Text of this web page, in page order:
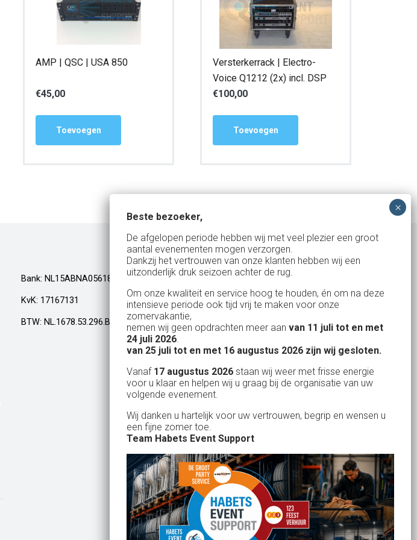
AMP | QSC | USA 850
€45,00
Toevoegen
Versterkerrack | Electro-
Voice Q1212 (2x) incl. DSP
€100,00
Toevoegen
Top!
Al een aantal jaar huren wij in Geldrop
een kamphuis met vrienden. We huren
dan een bar incl vaten bier en deze
wordt netjes voor ons neergezet. Er zit
doen als je een vat gaat verwisselen.
Alle spullen worden op maandag ook
weer netjes opgehaald ook al zijn wij
dan weer thuis ;) In het warme weekend
van 10 juli waren wij wederom in
Geldrop en we hebben van het begin tot
het eind een heerlijk koud biertje
gedronken! Top installatie !! Ingrid
Habets dacht direct mee, toen wij op
zeer korte termijn een feest wilden
geven in onze eigen achtertuin. De
service van Habets sloot ook dit keer
weer naadloos aan op onze eigen
ideeen en inbreng. Materialen werden
keurig volgens afspraak geleverd, alles
tiptop in orde. De presentatie die wij op
het gehuurde 75 inch scherm deelden,
werd door onze gasten zeer
gewaardeerd. Een mooi, helder en groot
Bank: NL15ABNA0561810710
KvK: 17167131
BTW: NL.1678.53.296.B01
Uw partner in:
Evenementen verhuur
Partyverhuur
Je vindt ons op
Beste bezoeker,
De afgelopen periode hebben wij met veel plezier een groot
aantal evenementen mogen verzorgen.
Dankzij het vertrouwen van onze klanten hebben wij een
uitzonderlijk druk seizoen achter de rug.
Om onze kwaliteit en service hoog te houden, én om na deze
intensieve periode ook tijd vrij te maken voor onze
zomervakantie,
nemen wij geen opdrachten meer aan van 11 juli tot en met
24 juli 2026.
van 25 juli tot en met 16 augustus 2026 zijn wij gesloten.
Vanaf 17 augustus 2026 staan wij weer met frisse energie
voor u klaar en helpen wij u graag bij de organisatie van uw
volgende evenement.
Wij danken u hartelijk voor uw vertrouwen, begrip en wensen u
een fijne zomer toe.
Team Habets Event Support